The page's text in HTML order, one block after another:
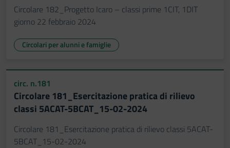
Circolare 182_Progetto Icaro – classi prime 1CIT, 1DIT
giorno 22 febbraio 2024
Circolari per alunni e famiglie
circ. n.181
Circolare 181_Esercitazione pratica di rilievo
classi 5ACAT-5BCAT_15-02-2024
Circolare 181_Esercitazione pratica di rilievo classi 5ACAT-
5BCAT_15-02-2024